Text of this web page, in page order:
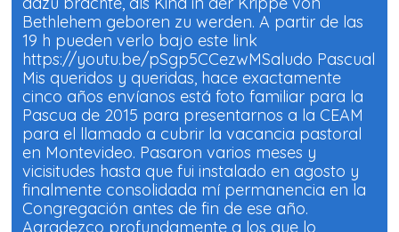
Bethlehem geboren zu werden. A partir de las
19 h pueden verlo bajo este link
https://youtu.be/pSgp5CCezwMSaludo Pascual
Mis queridos y queridas, hace exactamente
cinco años envíanos está foto familiar para la
Pascua de 2015 para presentarnos a la CEAM
para el llamado a cubrir la vacancia pastoral
en Montevideo. Pasaron varios meses y
vicisitudes hasta que fui instalado en agosto y
finalmente consolidada mí permanencia en la
Congregación antes de fin de ese año.
Agradezco profundamente a los que lo